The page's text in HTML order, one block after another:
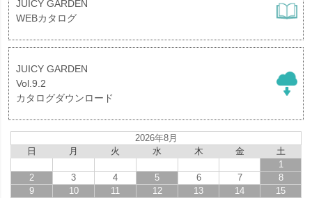
JUICY GARDEN
WEBカタログ
JUICY GARDEN
Vol.9.2
カタログダウンロード
2026年8月
日
月 火 水 木 金
土
1
2
3 4 5 6 7
8
9
10 11 12 13 14
15